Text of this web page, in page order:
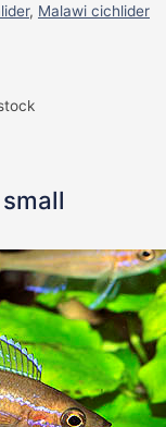
, Malawi cichlider